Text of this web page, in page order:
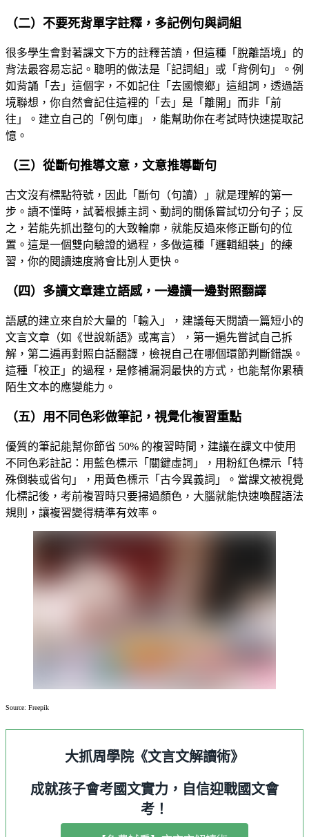
（二）不要死背單字註釋，多記例句與詞組
很多學生會對著課文下方的註釋苦讀，但這種「脫離語境」的
背法最容易忘記。聰明的做法是「記詞組」或「背例句」。例
如背誦「去」這個字，不如記住「去國懷鄉」這組詞，透過語
境聯想，你自然會記住這裡的「去」是「離開」而非「前
往」。建立自己的「例句庫」，能幫助你在考試時快速提取記
憶。
（三）從斷句推導文意，文意推導斷句
古文沒有標點符號，因此「斷句（句讀）」就是理解的第一
步。讀不懂時，試著根據主詞、動詞的關係嘗試切分句子；反
之，若能先抓出整句的大致輪廓，就能反過來修正斷句的位
置。這是一個雙向驗證的過程，多做這種「邏輯組裝」的練
習，你的閱讀速度將會比別人更快。
（四）多讀文章建立語感，一邊讀一邊對照翻譯
語感的建立來自於大量的「輸入」，建議每天閱讀一篇短小的
文言文章（如《世說新語》或寓言），第一遍先嘗試自己拆
解，第二遍再對照白話翻譯，檢視自己在哪個環節判斷錯誤。
這種「校正」的過程，是修補漏洞最快的方式，也能幫你累積
陌生文本的應變能力。
（五）用不同色彩做筆記，視覺化複習重點
優質的筆記能幫你節省 50% 的複習時間，建議在課文中使用
不同色彩註記：用藍色標示「關鍵虛詞」，用粉紅色標示「特
殊倒裝或省句」，用黃色標示「古今異義詞」。當課文被視覺
化標記後，考前複習時只要掃過顏色，大腦就能快速喚醒語法
規則，讓複習變得精準有效率。
Source: Freepik
大抓周學院《文言文解讀術》
成就孩子會考國文實力，自信迎戰國文會
考！